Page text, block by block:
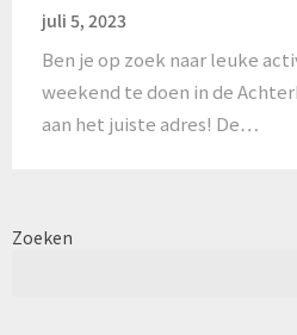
juli 5, 2023
Ben je op zoek naar leuke
weekend te doen in de
aan het juiste adres! De…
Zoeken